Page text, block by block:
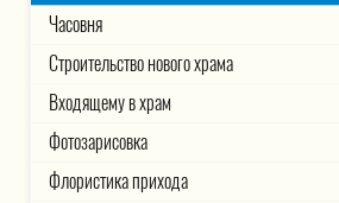
Часовня
Строительство нового храма
Входящему в храм
Фотозарисовка
Флористика прихода